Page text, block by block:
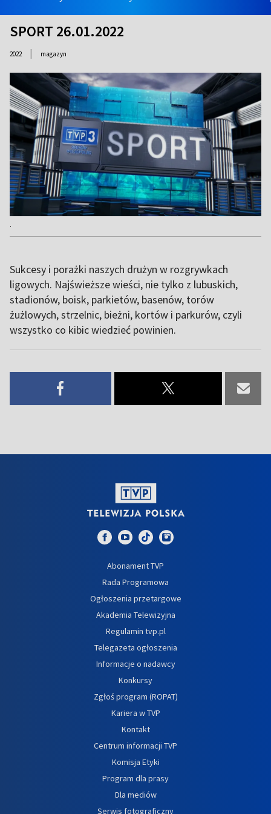
SPORT 26.01.2022
2022 | magazyn
.
Sukcesy i porażki naszych drużyn w rozgrywkach
ligowych. Najświeższe wieści, nie tylko z lubuskich,
stadionów, boisk, parkietów, basenów, torów
żużlowych, strzelnic, bieżni, kortów i parkurów, czyli
wszystko co kibic wiedzieć powinien.
Abonament TVP
Rada Programowa
Ogłoszenia przetargowe
Akademia Telewizyjna
Regulamin tvp.pl
Telegazeta ogłoszenia
Informacje o nadawcy
Konkursy
Zgłoś program (ROPAT)
Kariera w TVP
Kontakt
Centrum informacji TVP
Komisja Etyki
Program dla prasy
Dla mediów
Serwis fotograficzny